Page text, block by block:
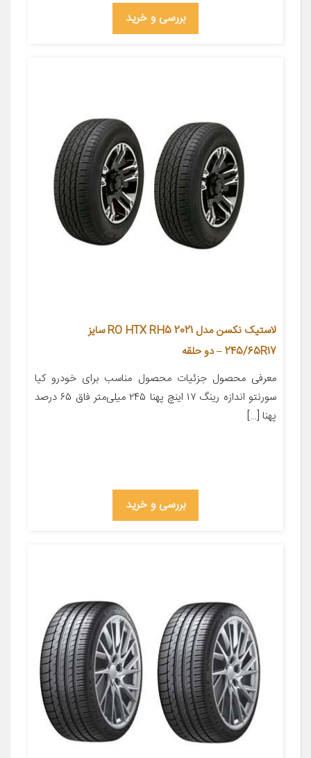
بررسی و خرید
لاستیک نکسن مدل RO HTX RH5 2021 سایز
245/65R17 – دو حلقه
معرفی محصول جزئیات محصول مناسب برای خودرو کیا
سورنتو اندازه رینگ ۱۷ اینچ پهنا ۲۴۵ میلی‌متر فاق ۶۵ درصد
پهنا […]
بررسی و خرید